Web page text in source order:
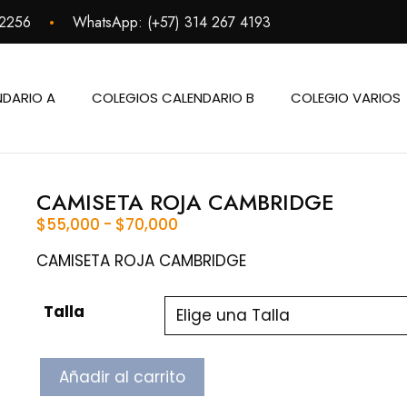
• WhatsApp: (+57) 314 267 4193
A COLEGIOS CALENDARIO B COLEGIO VARIOS
CAMISETA ROJA CAMBRIDGE
$55,000 - $70,000Rango
precios:
$55,000
hasta
$70,000
CAMISETA ROJA CAMBRIDGE
Talla
CAMISETA
ROJA
CAMBRIDGE
Añadir al carrito